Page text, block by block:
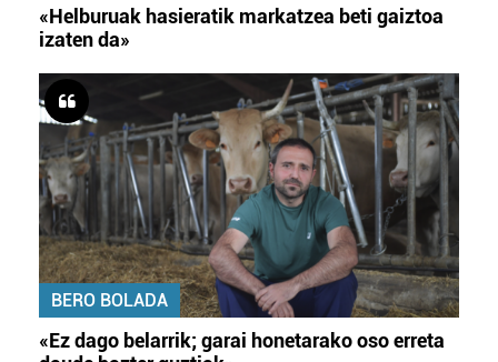
«Helburuak hasieratik markatzea beti gaiztoa
izaten da»
BERO BOLADA
«Ez dago belarrik; garai honetarako oso erreta